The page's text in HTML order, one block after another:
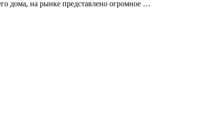
дома, на рынке представлено огромное …